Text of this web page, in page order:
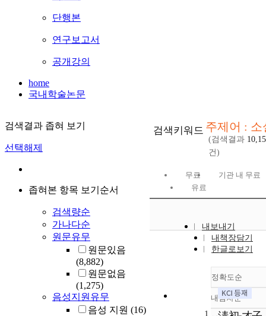
단행본
연구보고서
공개강의
home
국내학술논문
검색결과 좁혀 보기
선택해제
좁혀본 항목 보기순서
검색량순
가나다순
원문유무
원문있음
(8,882)
원문없음
(1,275)
음성지원유무
음성 지원 (16)
검색키워드 주제어 : 소
(검색결과
건)
무료
기관 내 무료
유료
내보내기
내책장담기
한글로보기
정확도순
정확도
내림차순
1